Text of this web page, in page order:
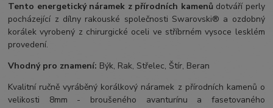
Tento energetický náramek z přírodních kamenů dotváří perly
pocházející z dílny rakouské společnosti Swarovski® a ozdobný
korálek vyrobený z chirurgické oceli ve stříbrném vysoce lesklém
provedení.
Vhodný pro znamení: Býk, Rak, Střelec, Štír, Beran
Kvalitní ručně vyráběný korálkový náramek z přírodních kamenů o
velikosti 8mm - broušeného avanturínu a fasetovaného